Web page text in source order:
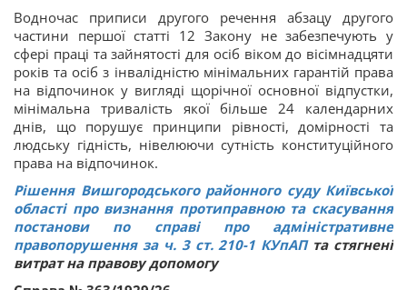
Водночас приписи другого речення абзацу другого
частини першої статті 12 Закону не забезпечують у
сфері праці та зайнятості для осіб віком до вісімнадцяти
років та осіб з інвалідністю мінімальних гарантій права
на відпочинок у вигляді щорічної основної відпустки,
мінімальна тривалість якої більше 24 календарних
днів, що порушує принципи рівності, домірності та
людську гідність, нівелюючи сутність конституційного
права на відпочинок.
Рішення Вишгородського районного суду Київської
області про визнання протиправною та скасування
постанови по справі про адміністративне
правопорушення за ч. 3 ст.210-1 КУпАПта стягнені
витрат на правову допомогу